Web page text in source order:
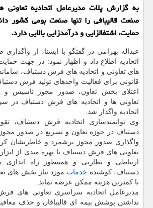
به گزارش پلات مدیرعامل اتحادیه
صنعت قالیبافی را تنها صنعت بومی
حمایت، اشتغالزایی و درآمدزایی بالایی دارد.
عبداله بهرامی در گفتگو با ایسنا، از
اتحادیه اطلاع داد و اظهار نمود: در جهت
های تعاونی و اتحادیه های فرش دستباف،
قانونی برای فعالیت واحدهای تولید فرش
اعتلای بخش تعاون، صدور مجوز تاسیس و
تعاونی ها و اتحادیه های فرش دستباف در
اتحادیه واگذار شد.
وی توانمندسازی اتحادیه فرش دستباف،
دستباف در حوزه تعاون و تسریع در صدور
واگذاری صدور مجوز برشمرد و خاطرنشان
تعاونی های فرش دستباف با بهره مندی از
ارتباطی و نظارتی و همینطور راه
دستباف، کوشیده خدمات مورد نیاز بخش های
با کمترین هزینه ممکن عرضه نماید.
مدیرعامل اتحادیه سراسری تعاونی های
نداشتن پوشش بیمه ای قالیبافان و حذف